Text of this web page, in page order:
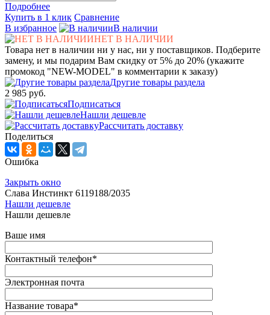
Подробнее
Купить в 1 клик Сравнение
В избранное
В наличии
НЕТ В НАЛИЧИИ
Товара нет в наличии ни у нас, ни у поставщиков. Подберите
замену, и мы подарим Вам скидку от 5% до 20% (укажите
промокод "NEW-MODEL" в комментарии к заказу)
Другие товары раздела
2 985 руб.
Подписаться
Нашли дешевле
Рассчитать доставку
Поделиться
Ошибка
Закрыть окно
Слава Инстинкт 6119188/2035
Нашли дешевле
Нашли дешевле
Ваше имя
Контактный телефон*
Электронная почта
Название товара*